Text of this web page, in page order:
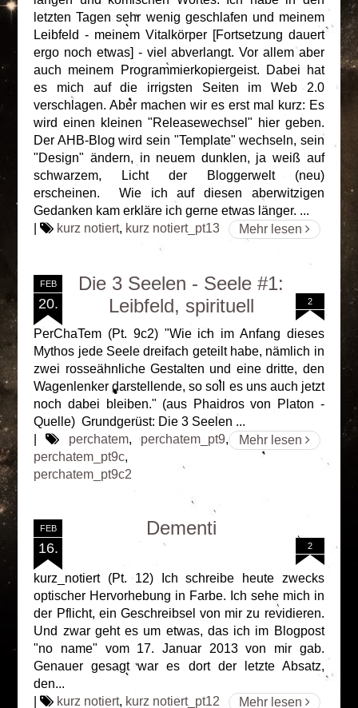
letzten Tagen sehr wenig geschlafen und meinem
Leibfeld - meinem Vitalkörper [Fortsetzung dauert
ergo noch etwas] - viel abverlangt. Vor allem aber
auch meinem Programmierkopiergeist. Dabei hat
es mich auf die irrigsten Seiten im Web 2.0
verschlagen. Aber machen wir es erst mal kurz: Es
wird einen kleinen "Releasewechsel" hier geben.
Der AHB-Blog wird sein "Template" wechseln, sein
"Design" ändern, in neuem dunklen, ja weiß auf
schwarzem, Licht der Bloggerwelt (neu)
erscheinen. Wie ich auf diesen aberwitzigen
Gedanken kam erkläre ich gerne etwas länger. ...
Mehr lesen
| kurz notiert, kurz notiert_pt13
FEB
20.
Die 3 Seelen - Seele #1:
Leibfeld, spirituell
2
PerChaTem (Pt. 9c2) "Wie ich im Anfang dieses
Mythos jede Seele dreifach geteilt habe, nämlich in
zwei rosseähnliche Gestalten und eine dritte, den
Wagenlenker darstellende, so soll es uns auch jetzt
noch dabei bleiben." (aus Phaidros von Platon -
Quelle) Grundgerüst: Die 3 Seelen ...
Mehr lesen
| perchatem, perchatem_pt9,
perchatem_pt9c,
perchatem_pt9c2
FEB
16.
Dementi
2
kurz_notiert (Pt. 12) Ich schreibe heute zwecks
optischer Hervorhebung in Farbe. Ich sehe mich in
der Pflicht, ein Geschreibsel von mir zu revidieren.
Und zwar geht es um etwas, das ich im Blogpost
"no name" vom 17. Januar 2013 von mir gab.
Genauer gesagt war es dort der letzte Absatz,
den...
Mehr lesen
| kurz notiert, kurz notiert_pt12